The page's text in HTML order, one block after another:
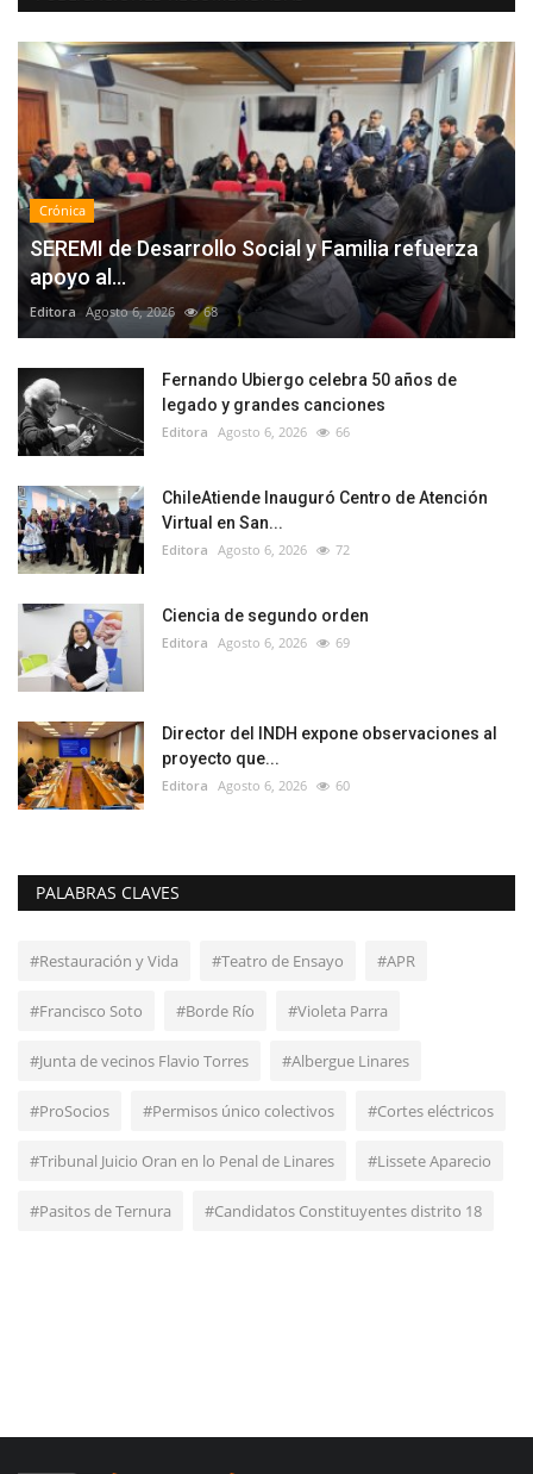
Crónica
SEREMI de Desarrollo Social y Familia refuerza
apoyo al...
Editora Agosto 6, 2026 68
Fernando Ubiergo celebra 50 años de
legado y grandes canciones
Editora Agosto 6, 2026 66
ChileAtiende Inauguró Centro de Atención
Virtual en San...
Editora Agosto 6, 2026 72
Ciencia de segundo orden
Editora Agosto 6, 2026 69
Director del INDH expone observaciones al
proyecto que...
Editora Agosto 6, 2026 60
PALABRAS CLAVES
#Restauración y Vida #Teatro de Ensayo #APR
#Francisco Soto #Borde Río #Violeta Parra
#Junta de vecinos Flavio Torres #Albergue Linares
#ProSocios #Permisos único colectivos #Cortes eléctricos
#Tribunal Juicio Oran en lo Penal de Linares #Lissete Aparecio
#Pasitos de Ternura #Candidatos Constituyentes distrito 18